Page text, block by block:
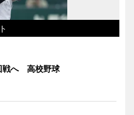
戦へ 高校野球